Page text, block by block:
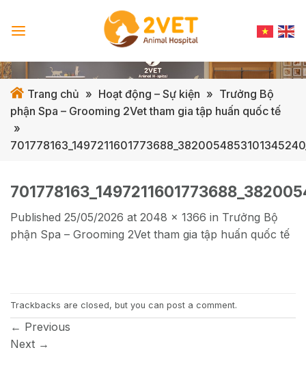
Trang chủ » Hoạt động – Sự kiện » Trưởng Bộ
phận Spa – Grooming 2Vet tham gia tập huấn quốc tế
»
Published 25/05/2026 at 2048 × 1366 in Trưởng Bộ
phận Spa – Grooming 2Vet tham gia tập huấn quốc tế
Trackbacks are closed, but you can post a comment.
← Previous
Next →